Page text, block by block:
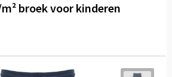
broek voor kinderen